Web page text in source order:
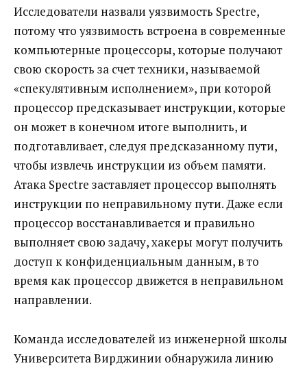
Исследователи назвали уязвимость Spectre,
потому что уязвимость встроена в современные
компьютерные процессоры, которые получают
свою скорость за счет техники, называемой
«спекулятивным исполнением», при которой
процессор предсказывает инструкции, которые
он может в конечном итоге выполнить, и
подготавливает, следуя предсказанному пути,
чтобы извлечь инструкции из объем памяти.
Атака Spectre заставляет процессор выполнять
инструкции по неправильному пути. Даже если
процессор восстанавливается и правильно
выполняет свою задачу, хакеры могут получить
доступ к конфиденциальным данным, в то
время как процессор движется в неправильном
направлении.
Команда исследователей из инженерной школы
Университета Вирджинии обнаружила линию